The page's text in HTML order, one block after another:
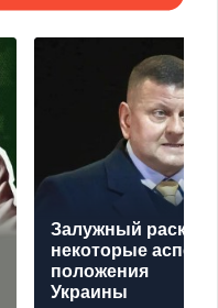
Залужный раскрыл
некоторые аспекты
положения
Украины